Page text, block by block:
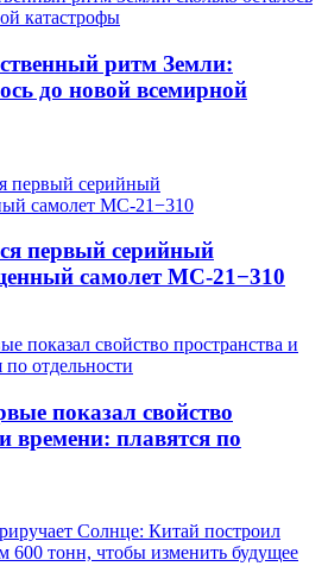
ритм Земли:
до новой всемирной
первый серийный
самолет МС-21−310
показал свойство
времени: плавятся по